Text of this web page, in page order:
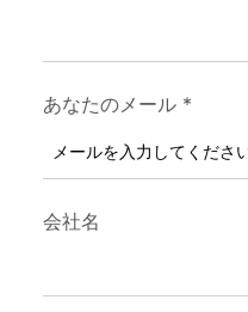
あなたのメール *
会社名